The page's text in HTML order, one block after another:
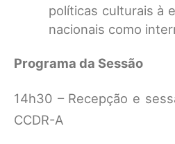
políticas culturais à
nacionais como
Programa da Sessão
14h30 – Recepção e
CCDR-A